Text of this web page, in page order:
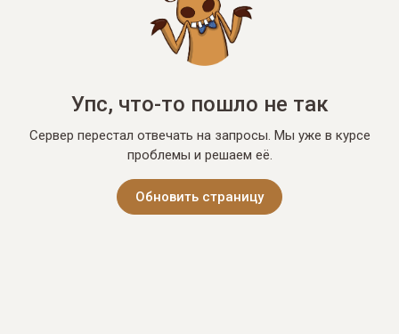
Упс, что-то пошло не так
Сервер перестал отвечать на запросы. Мы уже в курсе
проблемы и решаем её.
Обновить страницу